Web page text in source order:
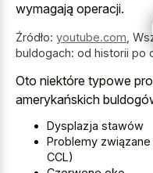
wymagają operacji.
Źródło: youtube.com
buldogach: od historii po
Oto niektóre typowe
amerykańskich
Dysplazja stawów
Problemy związane
CCL)